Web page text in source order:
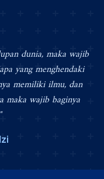
dunia, maka wajib
yang menghendaki
memiliki ilmu, dan
maka wajib baginya